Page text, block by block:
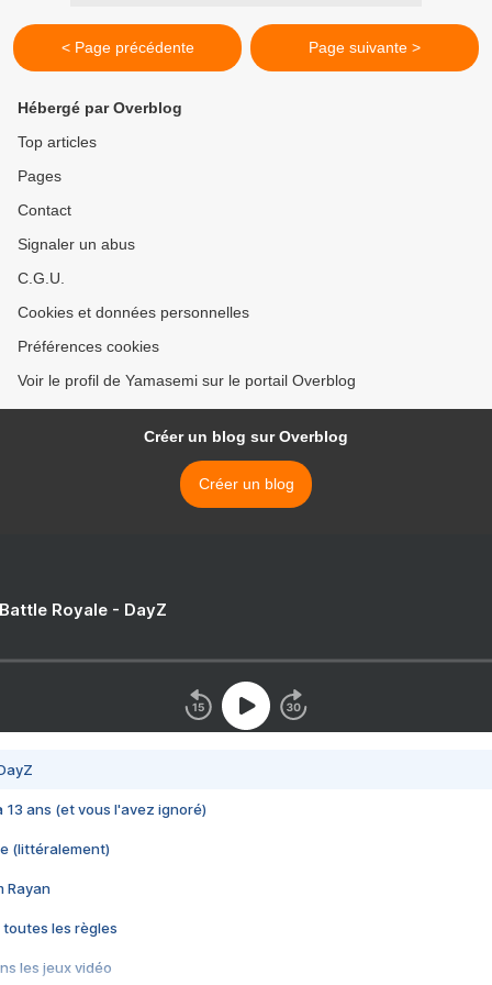
< Page précédente Page suivante >
Hébergé par Overblog
Top articles
Pages
Contact
Signaler un abus
C.G.U.
Cookies et données personnelles
Préférences cookies
Voir le profil de Yamasemi sur le portail Overblog
Créer un blog sur Overblog
Créer un blog
Royale - DayZ
13 ans (et vous l'avez ignoré)
(littéralement)
Rayan
toutes les règles
les jeux vidéo